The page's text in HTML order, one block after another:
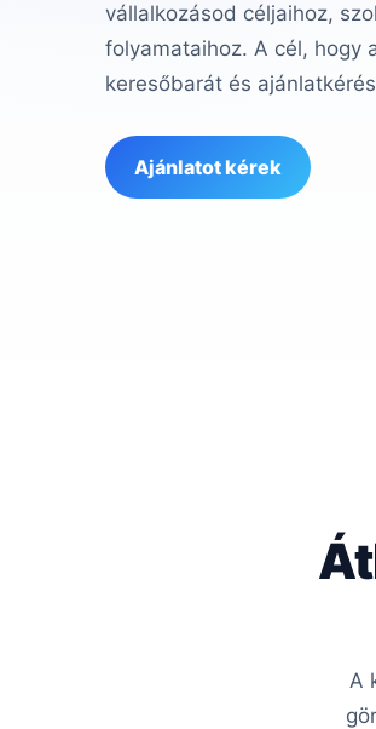
vállalkozásod céljaihoz,
folyamataihoz. A cél, hogy
keresőbarát és
Ajánlatot kérek
A